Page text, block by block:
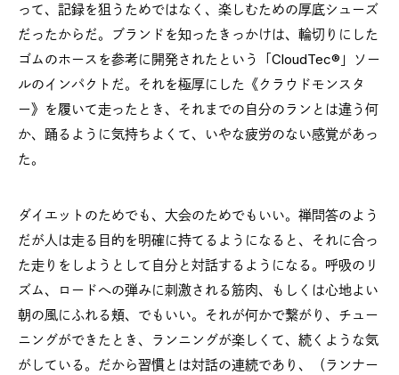
って、記録を狙うためではなく、楽しむための厚底シューズ
だったからだ。ブランドを知ったきっかけは、輪切りにした
ゴムのホースを参考に開発されたという「CloudTec®」ソー
ルのインパクトだ。それを極厚にした《クラウドモンスタ
ー》を履いて走ったとき、それまでの自分のランとは違う何
か、踊るように気持ちよくて、いやな疲労のない感覚があっ
た。
ダイエットのためでも、大会のためでもいい。禅問答のよう
だが人は走る目的を明確に持てるようになると、それに合っ
た走りをしようとして自分と対話するようになる。呼吸のリ
ズム、ロードへの弾みに刺激される筋肉、もしくは心地よい
朝の風にふれる頬、でもいい。それが何かで繋がり、チュー
ニングができたとき、ランニングが楽しくて、続くような気
がしている。だから習慣とは対話の連続であり、（ランナー